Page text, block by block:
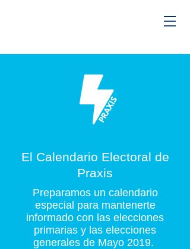
El Calendario Electoral de
Praxis
Preparamos un calendario
especial para mantenerte
informado con las elecciones
primarias y las elecciones
generales de Mayo 2019.​